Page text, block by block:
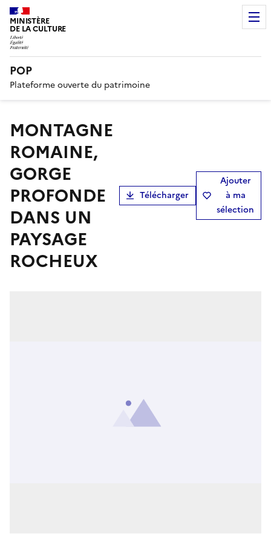
MINISTÈRE
DE LA CULTURE
POP
Plateforme ouverte du patrimoine
MONTAGNE
ROMAINE,
GORGE
PROFONDE
DANS UN
PAYSAGE
ROCHEUX
Télécharger
Ajouter
à ma
sélection